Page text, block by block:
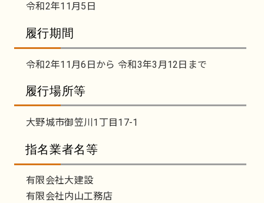
令和2年11月5日
履行期間
令和2年11月6日から 令和3年3月12日まで
履行場所等
大野城市御笠川1丁目17-1
指名業者名等
有限会社大建設
有限会社内山工務店